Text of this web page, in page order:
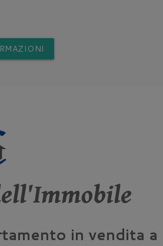
in vendita a